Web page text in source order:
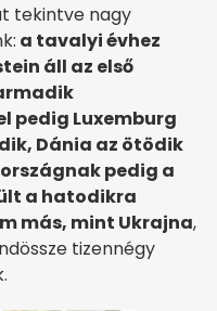
tekintve nagy
a tavalyi évhez
áll az első
pedig Luxemburg
Dánia az ötödik
pedig a
a hatodikra
más, mint Ukrajna,
tizennégy